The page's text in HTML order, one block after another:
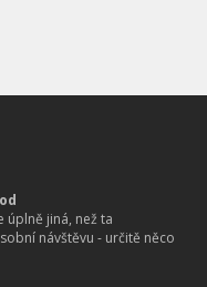
úplně jiná, než ta
návštěvu - určitě něco